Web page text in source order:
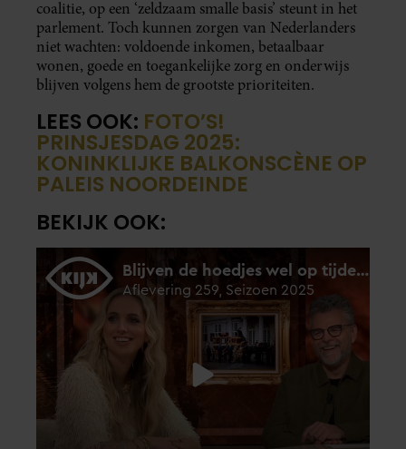
coalitie, op een ‘zeldzaam smalle basis’ steunt in het
parlement. Toch kunnen zorgen van Nederlanders
niet wachten: voldoende inkomen, betaalbaar
wonen, goede en toegankelijke zorg en onderwijs
blijven volgens hem de grootste prioriteiten.
LEES OOK: FOTO’S!
PRINSJESDAG 2025:
KONINKLIJKE BALKONSCÈNE OP
PALEIS NOORDEINDE
BEKIJK OOK: